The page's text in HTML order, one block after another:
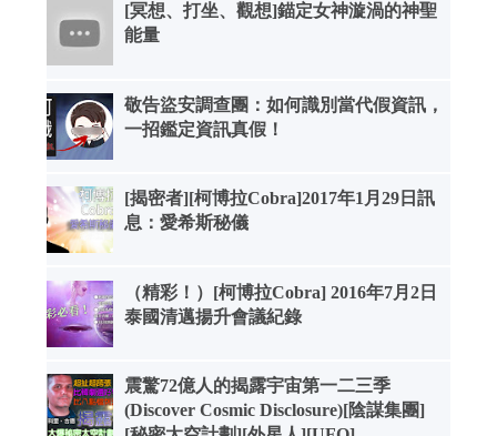
[冥想、打坐、觀想]錨定女神漩渦的神聖
能量
敬告盜安調查團：如何識別當代假資訊，
一招鑑定資訊真假！
[揭密者][柯博拉Cobra]2017年1月29日訊
息：愛希斯秘儀
（精彩！）[柯博拉Cobra] 2016年7月2日
泰國清邁揚升會議紀錄
震驚72億人的揭露宇宙第一二三季
(Discover Cosmic Disclosure)[陰謀集團]